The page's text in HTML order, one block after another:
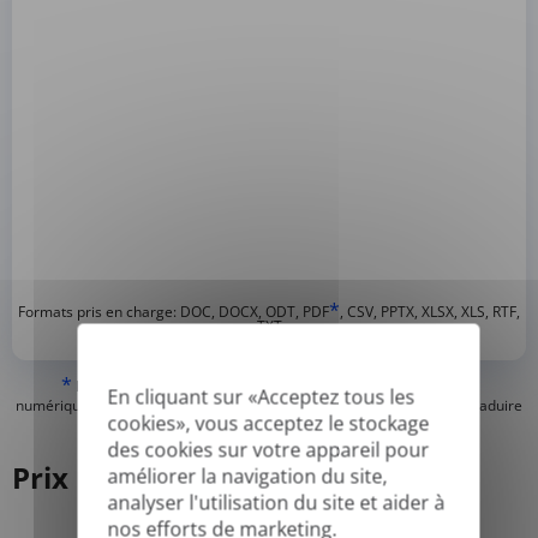
En cliquant sur «Acceptez tous les
cookies», vous acceptez le stockage
des cookies sur votre appareil pour
améliorer la navigation du site,
analyser l'utilisation du site et aider à
nos efforts de marketing.
Formats pris en charge: DOC, DOCX, ODT, PDF*, CSV, PPTX, XLSX, XLS, RTF,
TXT
* Nous ne pouvons traduire que les PDF « normaux » ou créés
numériquement et les PDF consultables, mais nous ne pouvons pas traduire
les PDF « image seulement » ou scannés.
Prix